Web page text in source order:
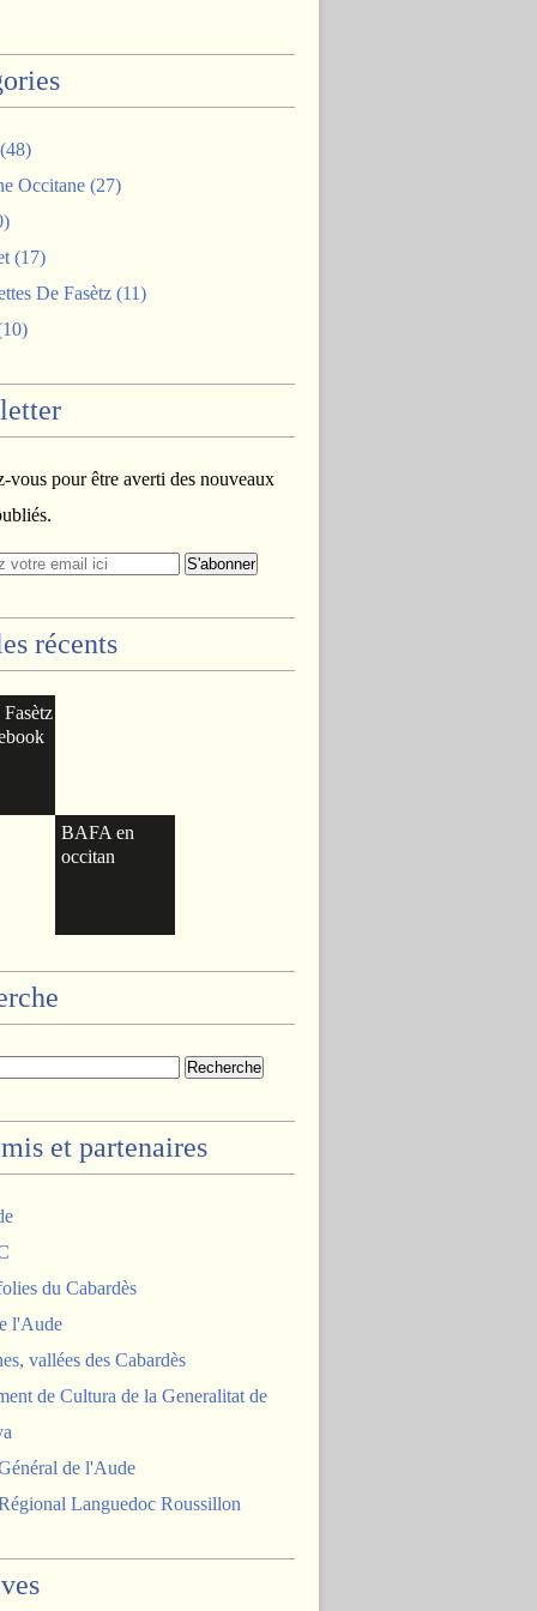
(48)
Occitane (27)
(17)
De Fasètz (11)
vous pour être averti des nouveaux
récents
Fasètz
BAFA en
occitan
et partenaires
du Cabardès
l'Aude
vallées des Cabardès
de Cultura de la Generalitat de
de l'Aude
Languedoc Roussillon